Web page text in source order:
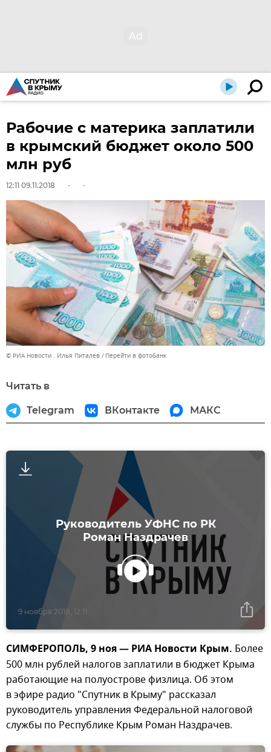
Рабочие с материка заплатили
в крымский бюджет около 500
млн руб
12:11 09.11.2018
© РИА Новости . Илья Питалев Перейти в фотобанк
Читать в
Telegram ВКонтакте МАКС
Руководитель УФНС по РК
Роман Наздрачев
9 ноября 2018, 12:11
СИМФЕРОПОЛЬ, 9 ноя — РИА Новости Крым. Более
500 млн рублей налогов заплатили в бюджет Крыма
работающие на полуострове физлица. Об этом
в эфире радио "Спутник в Крыму" рассказал
руководитель управления Федеральной налоговой
службы по Республике Крым Роман Наздрачев.